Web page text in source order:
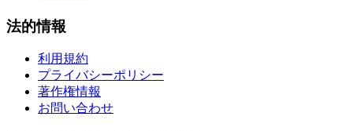
法的情報
利用規約
プライバシーポリシー
著作権情報
お問い合わせ